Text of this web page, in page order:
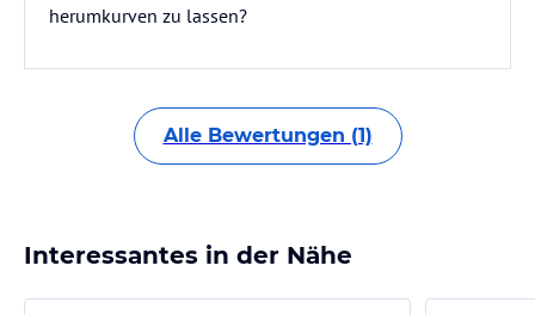
herumkurven zu lassen?
Alle Bewertungen (1)
Interessantes in der Nähe